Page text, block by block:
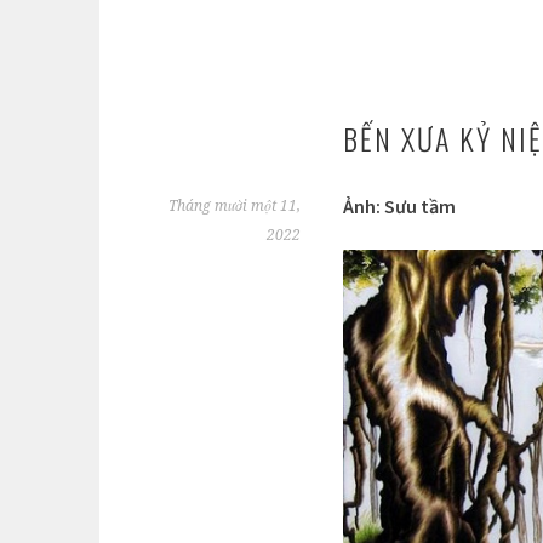
BẾN XƯA KỶ
Tháng mười một 11,
2022
Ảnh: Sưu tầm